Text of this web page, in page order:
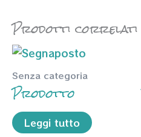
Prodotti correlati
Senza categoria
Prodotto
Leggi tutto